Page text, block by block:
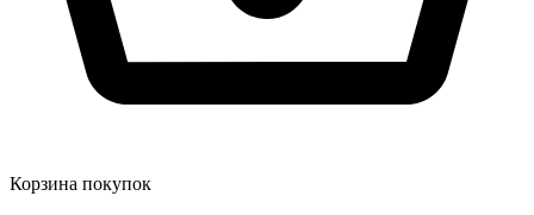
Корзина покупок